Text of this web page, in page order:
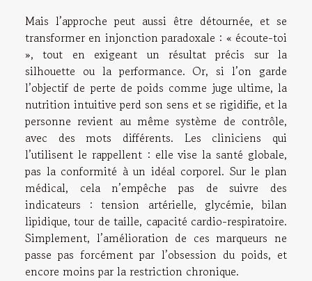
Mais l’approche peut aussi être détournée, et se
transformer en injonction paradoxale : « écoute-toi
», tout en exigeant un résultat précis sur la
silhouette ou la performance. Or, si l’on garde
l’objectif de perte de poids comme juge ultime, la
nutrition intuitive perd son sens et se rigidifie, et la
personne revient au même système de contrôle,
avec des mots différents. Les cliniciens qui
l’utilisent le rappellent : elle vise la santé globale,
pas la conformité à un idéal corporel. Sur le plan
médical, cela n’empêche pas de suivre des
indicateurs : tension artérielle, glycémie, bilan
lipidique, tour de taille, capacité cardio-respiratoire.
Simplement, l’amélioration de ces marqueurs ne
passe pas forcément par l’obsession du poids, et
encore moins par la restriction chronique.